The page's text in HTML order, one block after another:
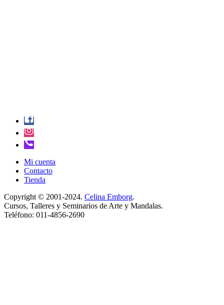
Mi cuenta
Contacto
Tienda
Copyright © 2001-2024. Celina Emborg.
Cursos, Talleres y Seminarios de Arte y Mandalas.
Teléfono: 011-4856-2690